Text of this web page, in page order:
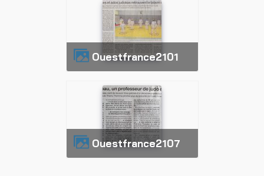
Ouestfrance2101
Ouestfrance2107